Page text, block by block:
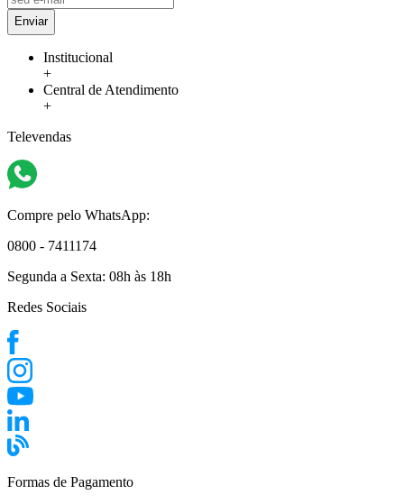
Enviar
Institucional
+
Central de Atendimento
+
Televendas
Compre pelo WhatsApp:
0800 - 7411174
Segunda a Sexta: 08h às 18h
Redes Sociais
Formas de Pagamento